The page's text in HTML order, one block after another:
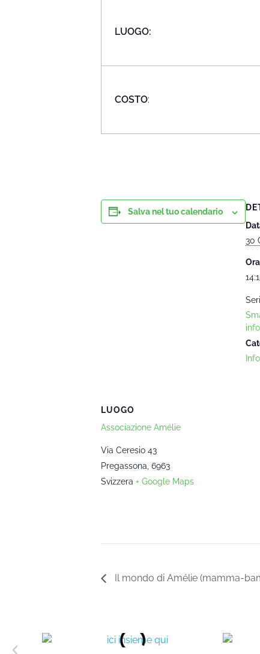
LUOGO:
COSTO:
Salva nel tuo calendario
30
LUOGO
Associazione Amélie
Via Ceresio 43
Pregassona 6963
Svizzera + Google Maps
Il mondo di Amélie (mamma-